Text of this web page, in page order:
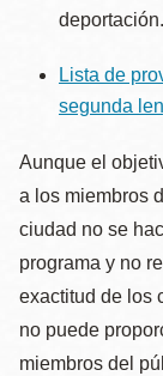
deportación.
Lista de
segunda
Aunque el
a los miembros
ciudad no se
programa y no
exactitud de los
no puede
miembros del